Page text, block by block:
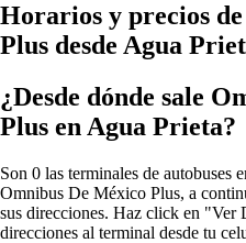
Horarios y precios
Plus desde Agua
¿Desde dónde sale
Plus en Agua Prieta?
Son 0 las terminales de autobuses
Omnibus De México Plus, a
sus direcciones. Haz click en "Ver
direcciones al terminal desde tu